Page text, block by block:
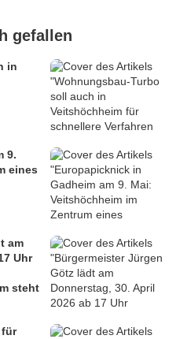
gefallen
in
9.
eines
am
Uhr
steht
für